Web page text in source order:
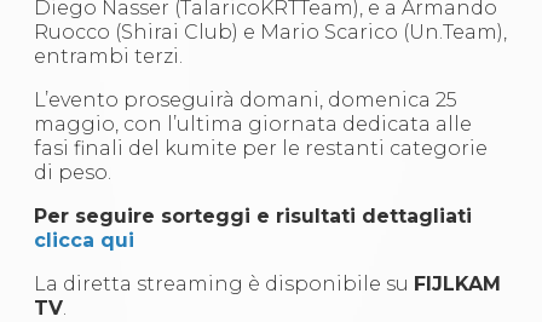
Diego Nasser (TalaricoKRTTeam), e a Armando
Ruocco (Shirai Club) e Mario Scarico (Un.Team),
entrambi terzi.
L’evento proseguirà domani, domenica 25
maggio, con l’ultima giornata dedicata alle
fasi finali del kumite per le restanti categorie
di peso.
Per seguire sorteggi e risultati dettagliati
clicca qui
La diretta streaming è disponibile su FIJLKAM
TV.